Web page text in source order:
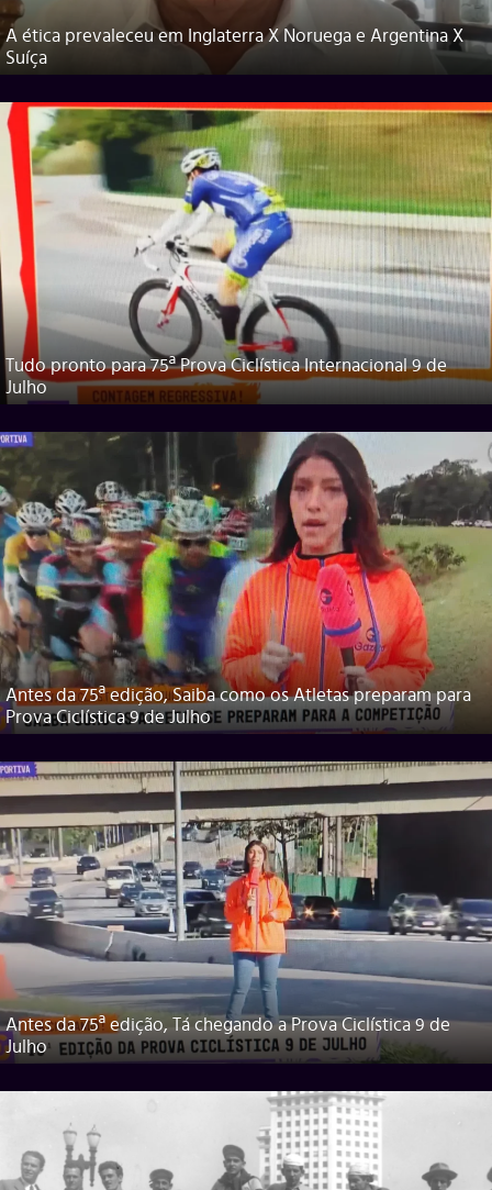
A ética prevaleceu em Inglaterra X Noruega e Argentina X
Suíça
Tudo pronto para 75ª Prova Ciclística Internacional 9 de
Julho
Antes da 75ª edição, Saiba como os Atletas preparam para
Prova Ciclística 9 de Julho
Antes da 75ª edição, Tá chegando a Prova Ciclística 9 de
Julho